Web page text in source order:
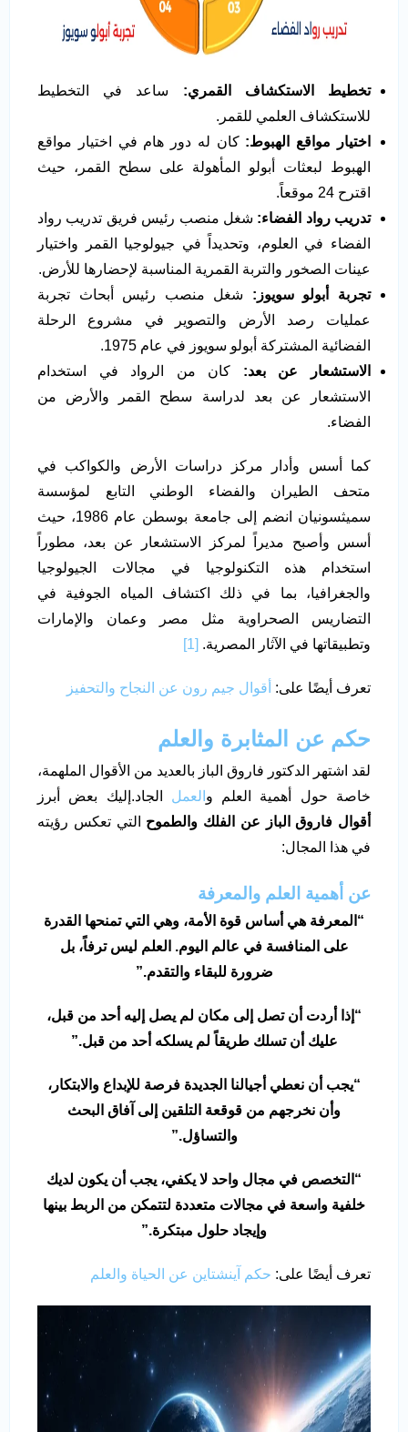
تخطيط الاستكشاف القمري: ساعد في التخطيط
للاستكشاف العلمي للقمر.
اختيار مواقع الهبوط: كان له دور هام في اختيار مواقع
الهبوط لبعثات أبولو المأهولة على سطح القمر، حيث
اقترح 24 موقعاً.
تدريب رواد الفضاء: شغل منصب رئيس فريق تدريب رواد
الفضاء في العلوم، وتحديداً في جيولوجيا القمر واختيار
عينات الصخور والتربة القمرية المناسبة لإحضارها للأرض.
تجربة أبولو سويوز : شغل منصب رئيس أبحاث تجربة
عمليات رصد الأرض والتصوير في مشروع الرحلة
الفضائية المشتركة أبولو سويوز في عام 1975.
الاستشعار عن بعد: كان من الرواد في استخدام
الاستشعار عن بعد لدراسة سطح القمر والأرض من
الفضاء.
كما أسس وأدار مركز دراسات الأرض والكواكب في
متحف الطيران والفضاء الوطني التابع لمؤسسة
سميثسونيان انضم إلى جامعة بوسطن عام 1986، حيث
أسس وأصبح مديراً لمركز الاستشعار عن بعد، مطوراً
استخدام هذه التكنولوجيا في مجالات الجيولوجيا
والجغرافيا، بما في ذلك اكتشاف المياه الجوفية في
التضاريس الصحراوية مثل مصر وعمان والإمارات
وتطبيقاتها في الآثار المصرية. [1]
تعرف أيضًا على: أقوال جيم رون عن النجاح والتحفيز
حكم عن المثابرة والعلم
لقد اشتهر الدكتور فاروق الباز بالعديد من الأقوال الملهمة،
خاصة حول أهمية العلم و العمل الجاد.إليك بعض أبرز
أقوال فاروق الباز عن الفلك والطموح
التي تعكس رؤيته
في هذا المجال:
عن أهمية العلم والمعرفة
“ المعرفة هي أساس قوة الأمة، وهي التي تمنحها القدرة
على المنافسة في عالم اليوم. العلم ليس ترفاً، بل
ضرورة للبقاء والتقدم.”
“ إذا أردت أن تصل إلى مكان لم يصل إليه أحد من قبل،
عليك أن تسلك طريقاً لم يسلكه أحد من قبل.”
“يجب أن نعطي أجيالنا الجديدة فرصة للإبداع والابتكار،
وأن نخرجهم من قوقعة التلقين إلى آفاق البحث
والتساؤل.”
“ التخصص في مجال واحد لا يكفي، يجب أن يكون لديك
خلفية واسعة في مجالات متعددة لتتمكن من الربط بينها
وإيجاد حلول مبتكرة.”
تعرف أيضًا على: حكم آينشتاين عن الحياة والعلم